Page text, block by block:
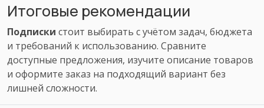
Итоговые рекомендации
Подписки стоит выбирать с учётом задач, бюджета
и требований к использованию. Сравните
доступные предложения, изучите описание товаров
и оформите заказ на подходящий вариант без
лишней сложности.